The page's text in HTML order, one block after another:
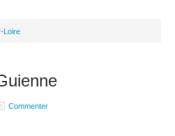
Loire
Commenter